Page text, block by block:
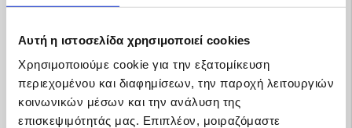
Αυτή η ιστοσελίδα χρησιμοποιεί cookies
Χρησιμοποιούμε cookie για την εξατομίκευση
περιεχομένου και διαφημίσεων, την παροχή λειτουργιών
κοινωνικών μέσων και την ανάλυση της
επισκεψιμότητάς μας. Επιπλέον, μοιραζόμαστε